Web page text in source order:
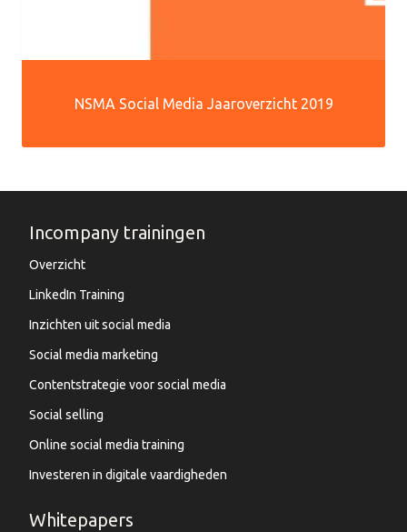
NSMA Social Media Jaaroverzicht 2019
Incompany trainingen
Overzicht
LinkedIn Training
Inzichten uit social media
Social media marketing
Contentstrategie voor social media
Social selling
Online social media training
Investeren in digitale vaardigheden
Whitepapers